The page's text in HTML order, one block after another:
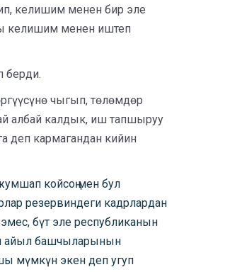
келишим менен бир эле
келишим менен иштеп
берди.
чыгып, төлөмдөр
албай калдык, иш тапшыруу
деп кармагандан кийин
койсоң мен бул
резервиндеги кадрлардан
бүт эле республиканын
айыл башчыларынын
мүмкүн экен деп угуп